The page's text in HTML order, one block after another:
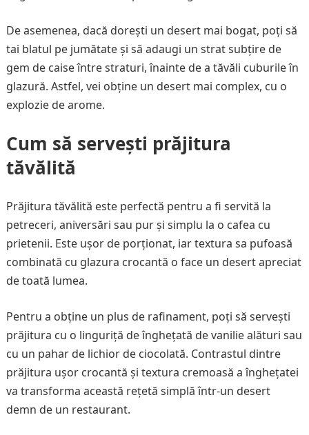
De asemenea, dacă dorești un desert mai bogat, poți să
tai blatul pe jumătate și să adaugi un strat subțire de
gem de caise între straturi, înainte de a tăvăli cuburile în
glazură. Astfel, vei obține un desert mai complex, cu o
explozie de arome.
Cum să servești prăjitura
tăvălită
Prăjitura tăvălită este perfectă pentru a fi servită la
petreceri, aniversări sau pur și simplu la o cafea cu
prietenii. Este ușor de porționat, iar textura sa pufoasă
combinată cu glazura crocantă o face un desert apreciat
de toată lumea.
Pentru a obține un plus de rafinament, poți să servești
prăjitura cu o linguriță de înghețată de vanilie alături sau
cu un pahar de lichior de ciocolată. Contrastul dintre
prăjitura ușor crocantă și textura cremoasă a înghețatei
va transforma această rețetă simplă într-un desert
demn de un restaurant.